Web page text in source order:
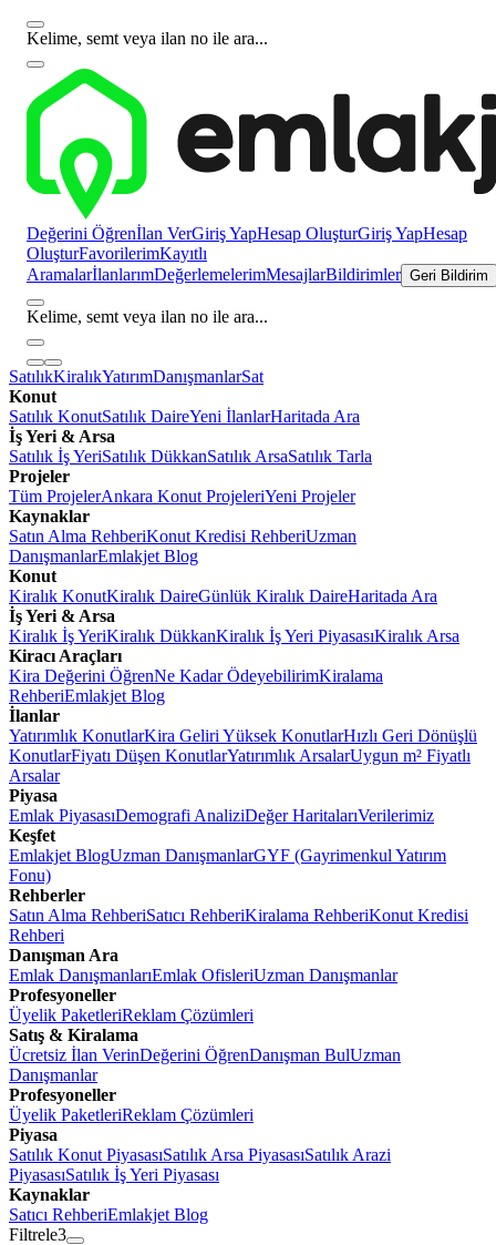
Kelime, semt veya ilan no ile ara...
Değerini Öğrenİlan VerGiriş YapHesap OluşturGiriş YapHesap
OluşturFavorilerimKayıtlı
AramalarİlanlarımDeğerlemelerimMesajlarBildirimler Geri Bildirim
Kelime, semt veya ilan no ile ara...
SatılıkKiralıkYatırımDanışmanlarSat
Konut
Satılık KonutSatılık DaireYeni İlanlarHaritada Ara
İş Yeri & Arsa
Satılık İş YeriSatılık DükkanSatılık ArsaSatılık Tarla
Projeler
Tüm ProjelerAnkara Konut ProjeleriYeni Projeler
Kaynaklar
Satın Alma RehberiKonut Kredisi RehberiUzman
DanışmanlarEmlakjet Blog
Konut
Kiralık KonutKiralık DaireGünlük Kiralık DaireHaritada Ara
İş Yeri & Arsa
Kiralık İş YeriKiralık DükkanKiralık İş Yeri PiyasasıKiralık Arsa
Kiracı Araçları
Kira Değerini ÖğrenNe Kadar ÖdeyebilirimKiralama
RehberiEmlakjet Blog
İlanlar
Yatırımlık KonutlarKira Geliri Yüksek KonutlarHızlı Geri Dönüşlü
KonutlarFiyatı Düşen KonutlarYatırımlık ArsalarUygun m² Fiyatlı
Arsalar
Piyasa
Emlak PiyasasıDemografi AnaliziDeğer HaritalarıVerilerimiz
Keşfet
Emlakjet BlogUzman DanışmanlarGYF (Gayrimenkul Yatırım
Fonu)
Rehberler
Satın Alma RehberiSatıcı RehberiKiralama RehberiKonut Kredisi
Rehberi
Danışman Ara
Emlak DanışmanlarıEmlak OfisleriUzman Danışmanlar
Profesyoneller
Üyelik PaketleriReklam Çözümleri
Satış & Kiralama
Ücretsiz İlan VerinDeğerini ÖğrenDanışman BulUzman
Danışmanlar
Profesyoneller
Üyelik PaketleriReklam Çözümleri
Piyasa
Satılık Konut PiyasasıSatılık Arsa PiyasasıSatılık Arazi
PiyasasıSatılık İş Yeri Piyasası
Kaynaklar
Satıcı RehberiEmlakjet Blog
Filtrele3